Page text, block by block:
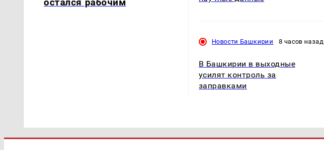
Новости Башкирии 8 часов назад
В Башкирии в выходные
усилят контроль за
заправками